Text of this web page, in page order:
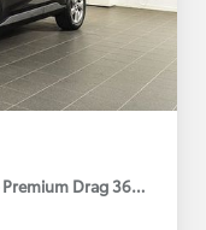
Drag 360-kamera